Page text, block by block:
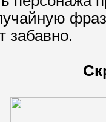
забавно.